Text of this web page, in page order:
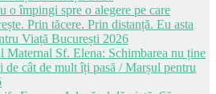
o împingi spre o alegere pe care
Prin tăcere. Prin distanță. Eu asta
Viață București 2026
Maternal Sf. Elena: Schimbarea nu ține
de cât de mult îți pasă / Marșul pentru